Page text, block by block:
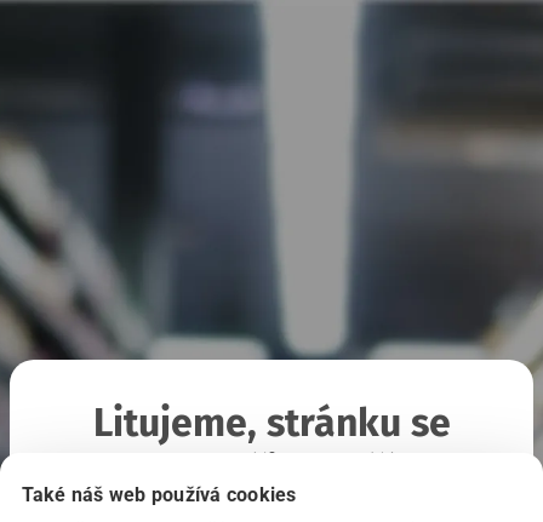
Také náš web používá cookies
Litujeme, stránku se